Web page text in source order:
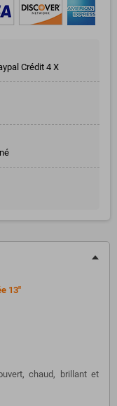
Crédit 4 X
13"
chaud, brillant et